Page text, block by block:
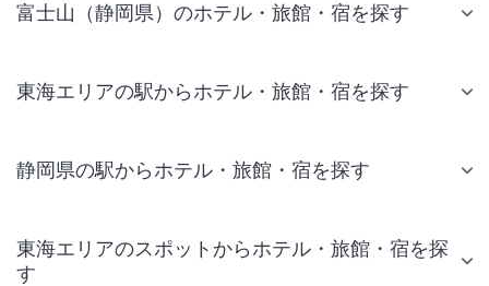
富士山（静岡県）のホテル・旅館・宿を探す
東海エリアの駅からホテル・旅館・宿を探す
静岡県の駅からホテル・旅館・宿を探す
東海エリアのスポットからホテル・旅館・宿を探
す